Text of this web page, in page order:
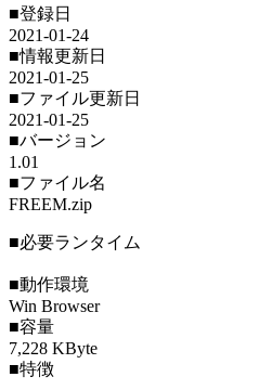
■登録日
2021-01-24
■情報更新日
2021-01-25
■ファイル更新日
2021-01-25
■バージョン
1.01
■ファイル名
FREEM.zip
■必要ランタイム
■動作環境
Win Browser
■容量
7,228 KByte
■特徴